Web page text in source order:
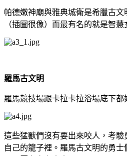
帕德嫩神廟與雅典城衛是希臘古文
（插圖很像）而最有名的就是智慧
羅馬古文明
羅馬競技場跟卡拉卡拉浴場底下都
這些猛獸們沒有要出來咬人，考
自己的籠子裡。羅馬古文明的勇